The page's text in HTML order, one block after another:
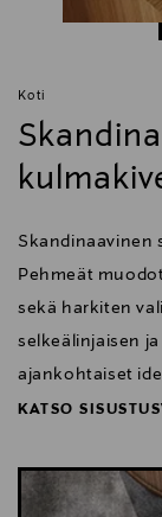
Koti
Skandinaavinen
Pehmeät
sekä harkiten
selkeälinjaisen
ajankohtaiset
KATSO
KATSO